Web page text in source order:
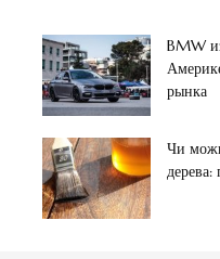
BMW
рынка
Чи
дерева: